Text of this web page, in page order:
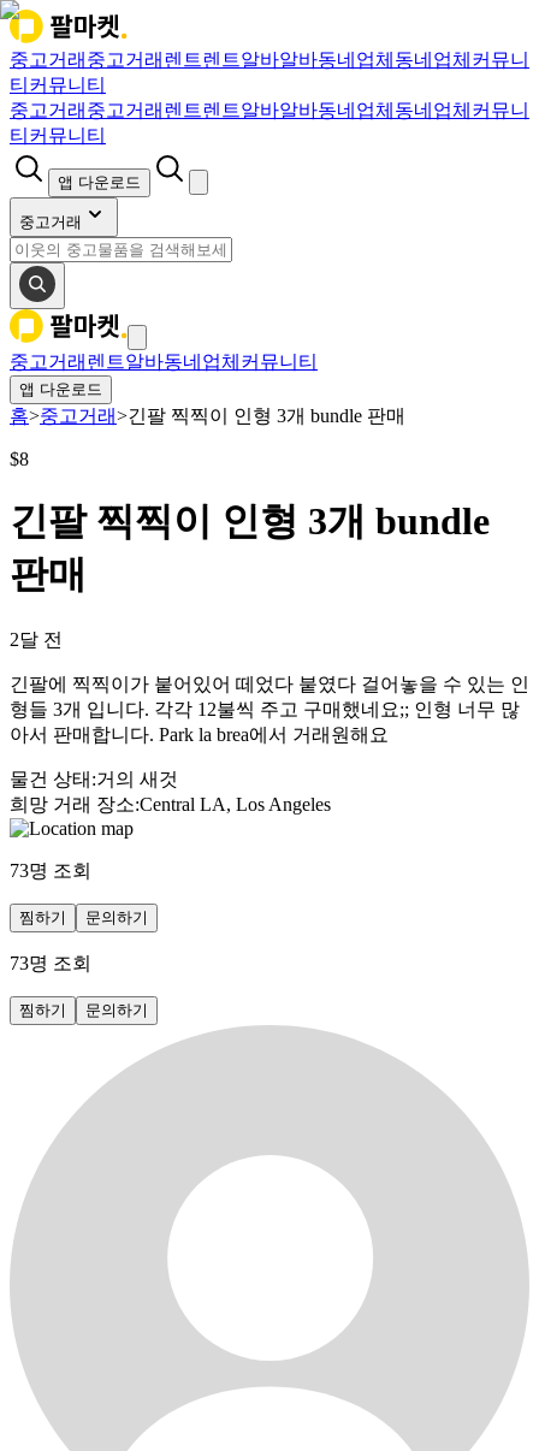
중고거래 중고거래 렌트렌트알바알바동네업체 동네업체 커뮤니
티 커뮤니티
중고거래 중고거래 렌트렌트알바알바동네업체 동네업체 커뮤니
티 커뮤니티
앱 다운로드
중고거래
중고거래 렌트알바동네업체 커뮤니티
앱 다운로드
홈>중고거래>긴팔 찍찍이 인형 3개 bundle 판매
$8
긴팔 찍찍이 인형 3개 bundle
판매
2달 전
긴팔에 찍찍이가 붙어있어 떼었다 붙였다 걸어놓을 수 있는 인
형들 3개 입니다. 각각 12불씩 주고 구매했네요;; 인형 너무 많
아서 판매합니다. Park la brea에서 거래원해요
물건 상태 :거의 새것
희망 거래 장소:Central LA, Los Angeles
73명 조회
찜하기 문의하기
73명 조회
찜하기 문의하기